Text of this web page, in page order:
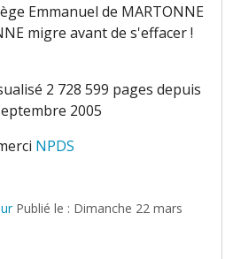
Emmanuel de MARTONNE
migre avant de s'effacer !
2 728 599 pages depuis
2005
NPDS
Publié le : Dimanche 22 mars